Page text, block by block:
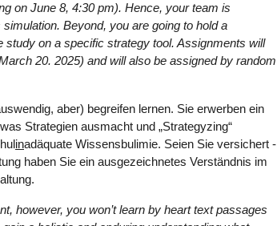
on June 8, 4:30 pm). Hence, your team is
Beyond, you are going to hold a
on a specific strategy tool. Assignments will
20. 2025) and will also be assigned by random
aber) begreifen lernen. Sie erwerben ein
Strategien ausmacht und „Strategyzing“
inadäquate Wissensbulimie. Seien Sie versichert -
haben Sie ein ausgezeichnetes Verständnis im
however, you won’t learn by heart text passages